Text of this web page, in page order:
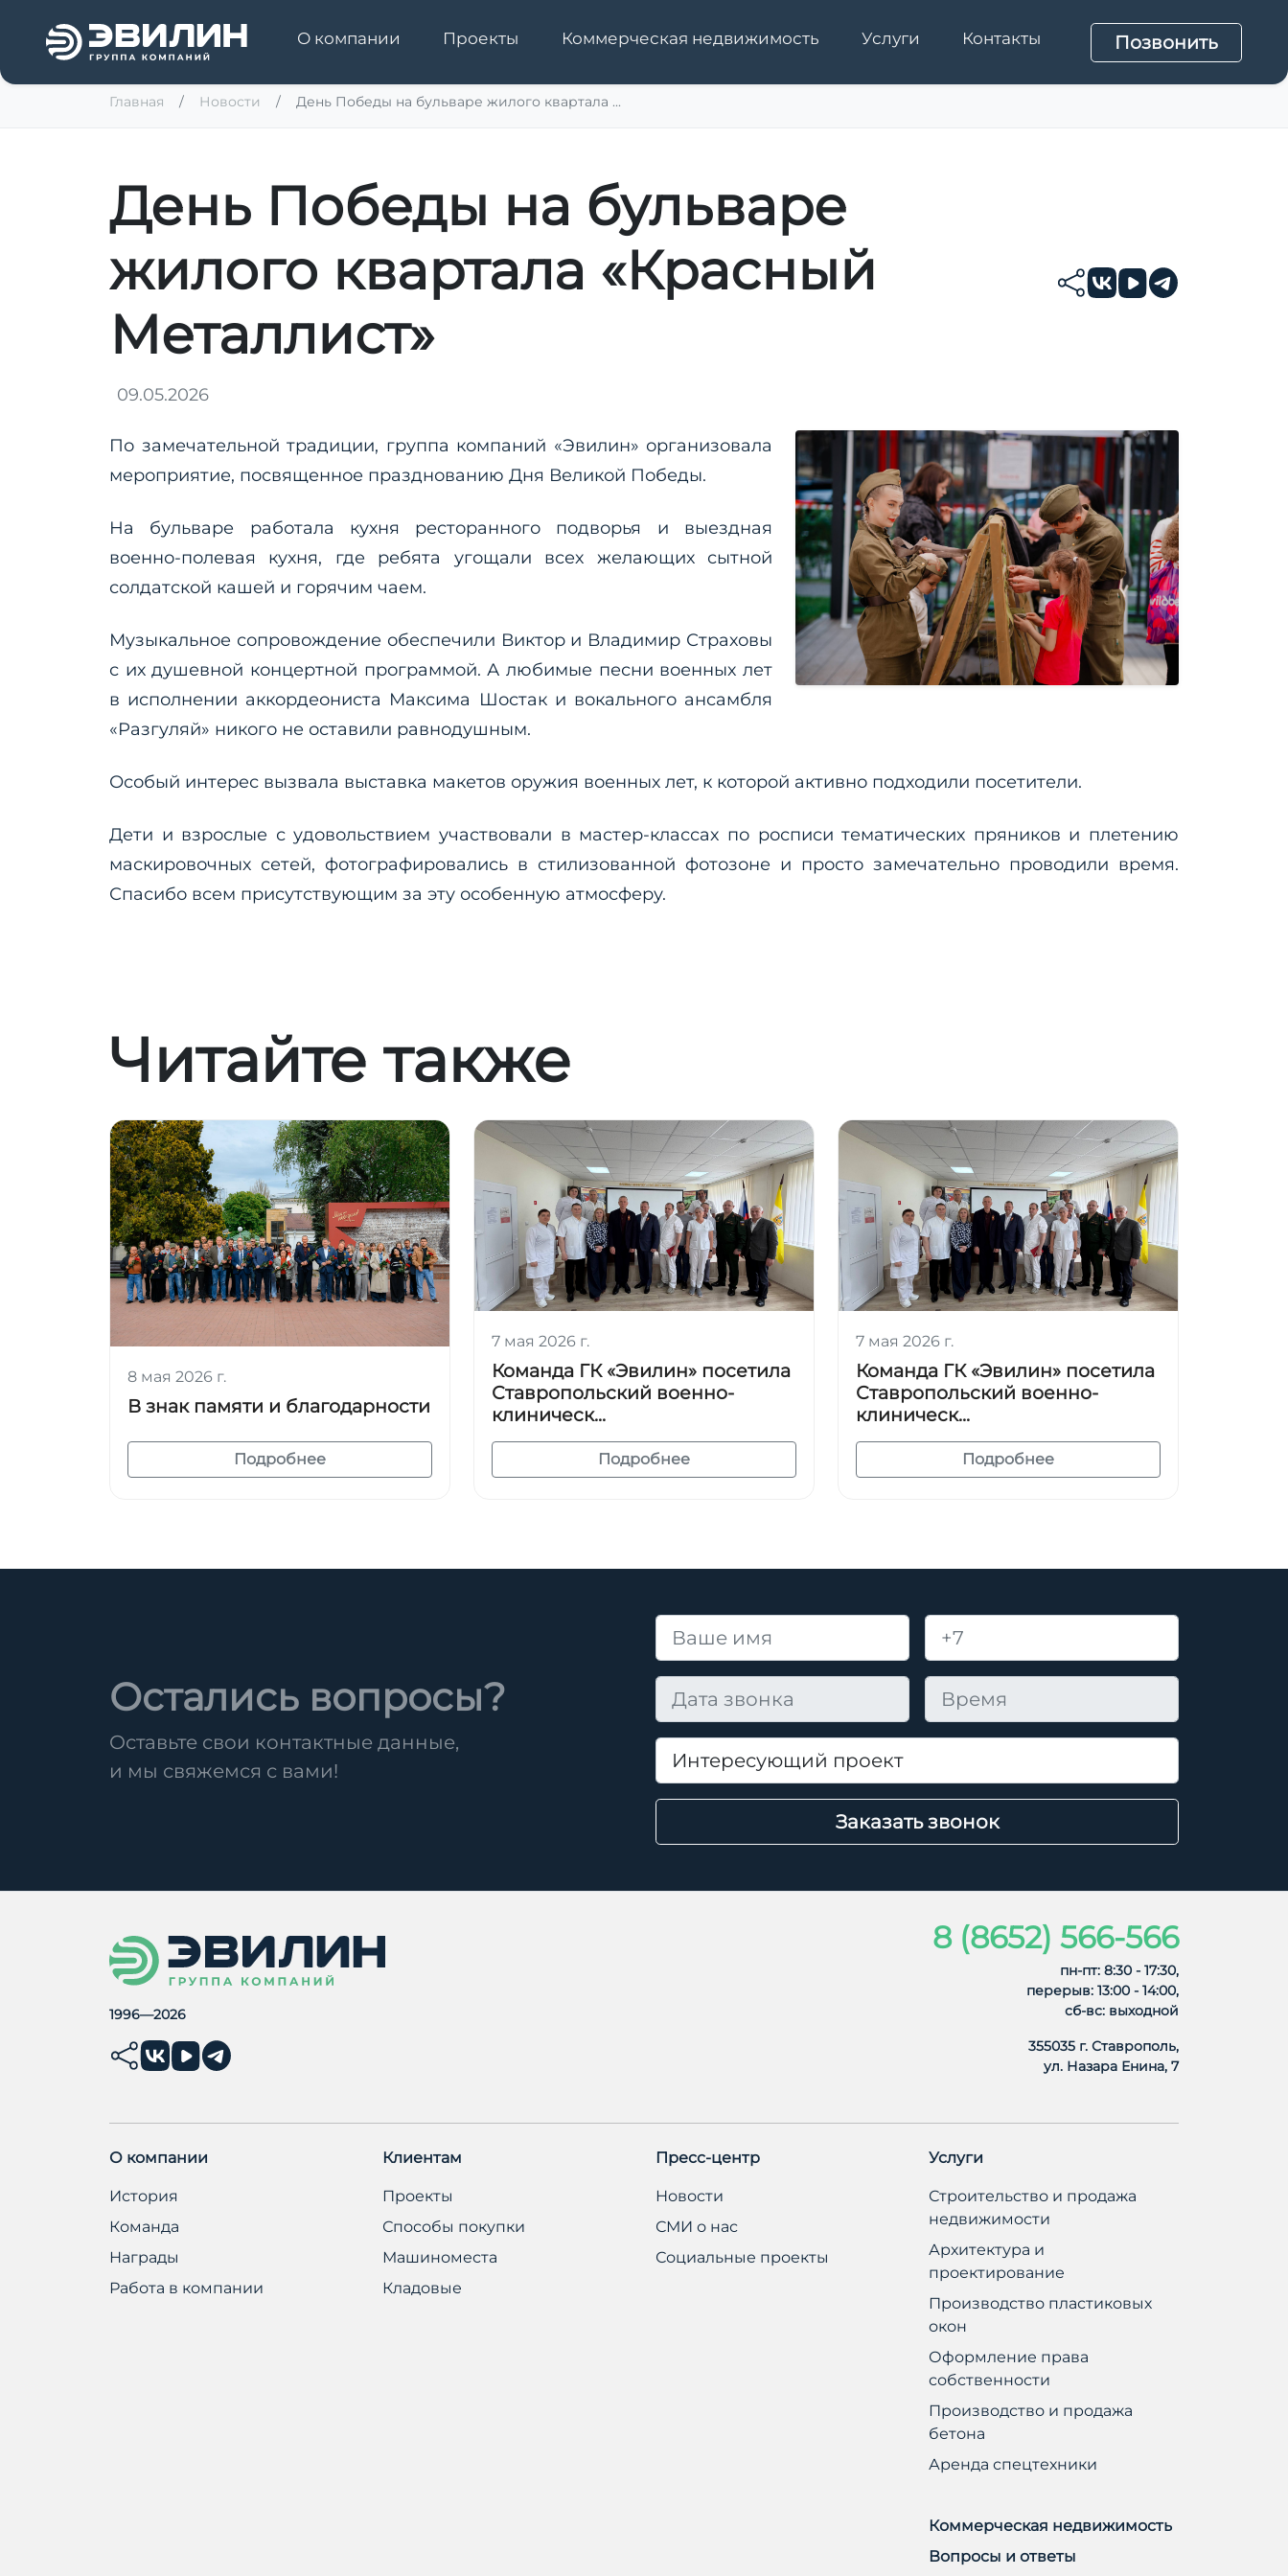
О компании Проекты Коммерческая недвижимость Услуги Контакты Позвонить
Главная Новости День Победы на бульваре жилого квартала ...
День Победы на бульваре
жилого квартала «Красный
Металлист»
09.05.2026
По замечательной традиции, группа компаний «Эвилин» организовала
мероприятие, посвященное празднованию Дня Великой Победы.
На бульваре работала кухня ресторанного подворья и выездная
военно-полевая кухня, где ребята угощали всех желающих сытной
солдатской кашей и горячим чаем.
Музыкальное сопровождение обеспечили Виктор и Владимир Страховы
с их душевной концертной программой. А любимые песни военных лет
в исполнении аккордеониста Максима Шостак и вокального ансамбля
«Разгуляй» никого не оставили равнодушным.
Особый интерес вызвала выставка макетов оружия военных лет, к которой активно подходили посетители.
Дети и взрослые с удовольствием участвовали в мастер-классах по росписи тематических пряников и плетению
маскировочных сетей, фотографировались в стилизованной фотозоне и просто замечательно проводили время.
Спасибо всем присутствующим за эту особенную атмосферу.
Читайте также
8 мая 2026 г.
В знак памяти и благодарности
Подробнее
7 мая 2026 г.
Команда ГК «Эвилин» посетила
Ставропольский военно-
клиническ...
Подробнее
7 мая 2026 г.
Команда ГК «Эвилин» посетила
Ставропольский военно-
клиническ...
Подробнее
Остались вопросы?
Оставьте свои контактные данные,
и мы свяжемся с вами!
Заказать звонок
1996—2026
8 (8652) 566-566
пн-пт: 8:30 - 17:30,
перерыв: 13:00 - 14:00,
сб-вс: выходной
355035 г. Ставрополь,
ул. Назара Енина, 7
О компании
История
Команда
Награды
Работа в компании
Клиентам
Проекты
Способы покупки
Машиноместа
Кладовые
Пресс-центр
Новости
СМИ о нас
Социальные проекты
Услуги
Строительство и продажа
недвижимости
Архитектура и
проектирование
Производство пластиковых
окон
Оформление права
собственности
Производство и продажа
бетона
Аренда спецтехники
Коммерческая недвижимость
Вопросы и ответы